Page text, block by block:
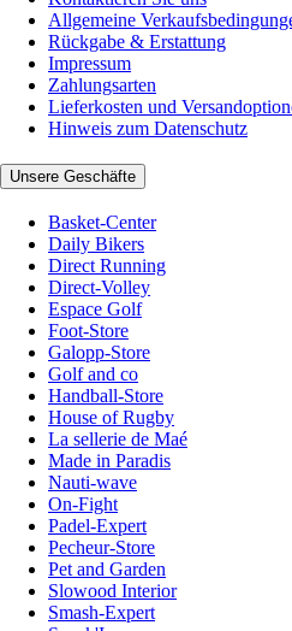
Allgemeine
Rückgabe & Erstattung
Impressum
Zahlungsarten
Lieferkosten und
Hinweis zum Datenschutz
Unsere Geschäfte
Basket-Center
Daily Bikers
Direct Running
Direct-Volley
Espace Golf
Foot-Store
Galopp-Store
Golf and co
Handball-Store
House of Rugby
La sellerie de Maé
Made in Paradis
Nauti-wave
On-Fight
Padel-Expert
Pecheur-Store
Pet and Garden
Slowood Interior
Smash-Expert